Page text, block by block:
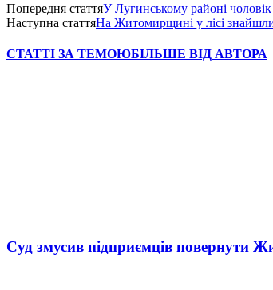
Попередня статтяУ Лугинському районі
Наступна статтяНа Житомирщині у лісі знайшли
СТАТТІ ЗА ТЕМОЮБІЛЬШЕ ВІД АВТОРА
Суд змусив підприємців повернути